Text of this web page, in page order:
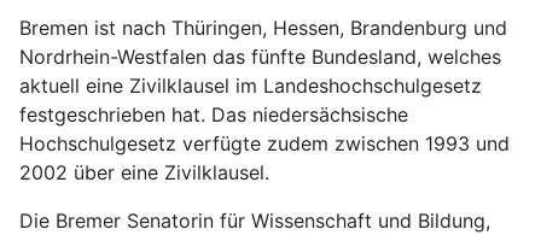
Bremen ist nach Thüringen, Hessen, Brandenburg und
Nordrhein-Westfalen das fünfte Bundesland, welches
aktuell eine Zivilklausel im Landeshochschulgesetz
festgeschrieben hat. Das niedersächsische
Hochschulgesetz verfügte zudem zwischen 1993 und
2002 über eine Zivilklausel.
Die Bremer Senatorin für Wissenschaft und Bildung,